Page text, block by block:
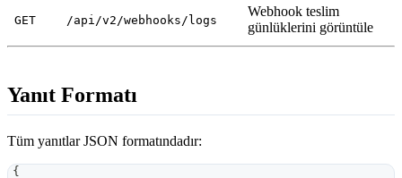
GET /api/v2/webhooks/logs
Webhook teslim
günlüklerini görüntüle
Yanıt Formatı
Tüm yanıtlar JSON formatındadır:
{